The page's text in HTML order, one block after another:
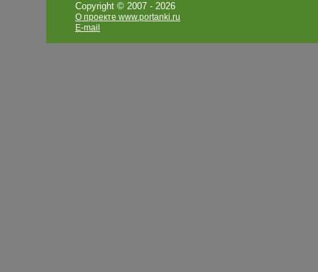
Copyright © 2007 - 2026
О проекте www.portanki.ru
E-mail